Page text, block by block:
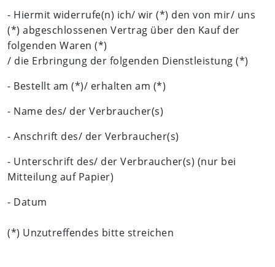
- Hiermit widerrufe(n) ich/ wir (*) den von mir/ uns
(*) abgeschlossenen Vertrag über den Kauf der
folgenden Waren (*)
/ die Erbringung der folgenden Dienstleistung (*)
- Bestellt am (*)/ erhalten am (*)
- Name des/ der Verbraucher(s)
- Anschrift des/ der Verbraucher(s)
- Unterschrift des/ der Verbraucher(s) (nur bei
Mitteilung auf Papier)
- Datum
(*) Unzutreffendes bitte streichen